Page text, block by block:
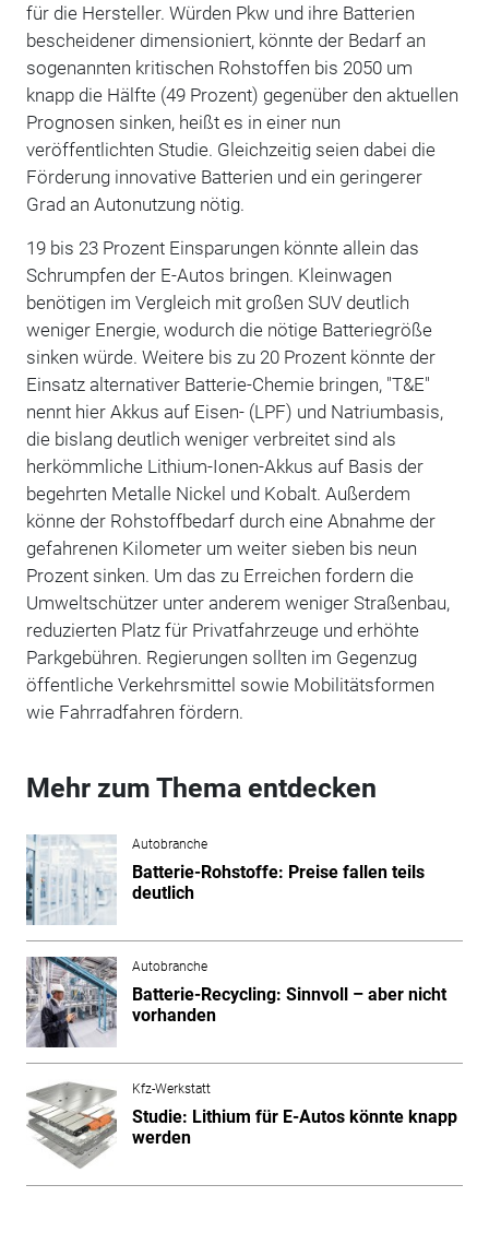
für die Hersteller. Würden Pkw und ihre Batterien
bescheidener dimensioniert, könnte der Bedarf an
sogenannten kritischen Rohstoffen bis 2050 um
knapp die Hälfte (49 Prozent) gegenüber den aktuellen
Prognosen sinken, heißt es in einer nun
veröffentlichten Studie. Gleichzeitig seien dabei die
Förderung innovative Batterien und ein geringerer
Grad an Autonutzung nötig.
19 bis 23 Prozent Einsparungen könnte allein das
Schrumpfen der E-Autos bringen. Kleinwagen
benötigen im Vergleich mit großen SUV deutlich
weniger Energie, wodurch die nötige Batteriegröße
sinken würde. Weitere bis zu 20 Prozent könnte der
Einsatz alternativer Batterie-Chemie bringen, "T&E"
nennt hier Akkus auf Eisen- (LPF) und Natriumbasis,
die bislang deutlich weniger verbreitet sind als
herkömmliche Lithium-Ionen-Akkus auf Basis der
begehrten Metalle Nickel und Kobalt. Außerdem
könne der Rohstoffbedarf durch eine Abnahme der
gefahrenen Kilometer um weiter sieben bis neun
Prozent sinken. Um das zu Erreichen fordern die
Umweltschützer unter anderem weniger Straßenbau,
reduzierten Platz für Privatfahrzeuge und erhöhte
Parkgebühren. Regierungen sollten im Gegenzug
öffentliche Verkehrsmittel sowie Mobilitätsformen
wie Fahrradfahren fördern.
Mehr zum Thema entdecken
Autobranche
Batterie-Rohstoffe: Preise fallen teils
deutlich
Autobranche
Batterie-Recycling: Sinnvoll – aber nicht
vorhanden
Kfz-Werkstatt
Studie: Lithium für E-Autos könnte knapp
werden